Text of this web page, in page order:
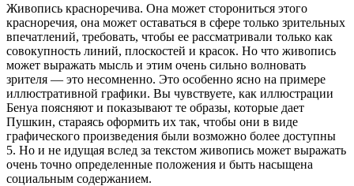
Живопись красноречива. Она может сторониться этого
красноречия, она может оставаться в сфере только зрительных
впечатлений, требовать, чтобы ее рассматривали только как
совокупность линий, плоскостей и красок. Но что живопись
может выражать мысль и этим очень сильно волновать
зрителя — это несомненно. Это особенно ясно на примере
иллюстративной графики. Вы чувствуете, как иллюстрации
Бенуа поясняют и показывают те образы, которые дает
Пушкин, стараясь оформить их так, чтобы они в виде
графического произведения были возможно более доступны
5. Но и не идущая вслед за текстом живопись может выражать
очень точно определенные положения и быть насыщена
социальным содержанием.